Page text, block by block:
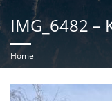
IMG_6482 –
Home